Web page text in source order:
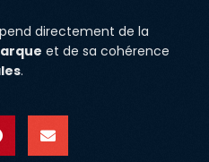
directement de la
et de sa cohérence
.